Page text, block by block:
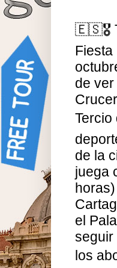
🇪🇸🎖️
Fiesta
de
Tercio
de la
juega
el
seguir
los